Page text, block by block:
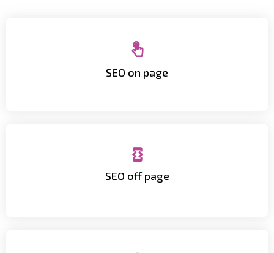
SEO on page
Creem contingut rellevant, estructurat i optimitzat
amb les teves paraules clau estratègiques.
SEO off page
Reforcem la teva autoritat digital amb enllaços de
qualitat i estratègies de reputació online.